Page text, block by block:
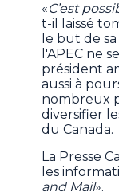
«C’est
t-il laissé
le but de
l'APEC ne
président
aussi à
nombreux
diversifier
du Canada.
La Presse
les
and Mail».